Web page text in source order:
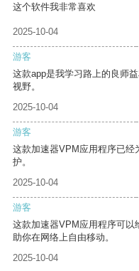
这个软件我非常喜欢
2025-10-04
游客
这款app是我学习路上的良师
视野。
2025-10-04
游客
这款加速器VPM应用程序已经
护。
2025-10-04
游客
这款加速器VPM应用程序可以
助你在网络上自由移动。
2025-10-04